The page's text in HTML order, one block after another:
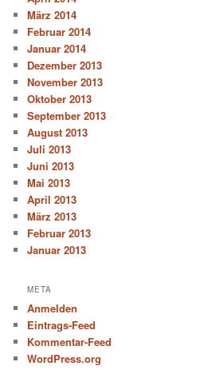
März 2014
Februar 2014
Januar 2014
Dezember 2013
November 2013
Oktober 2013
September 2013
August 2013
Juli 2013
Juni 2013
Mai 2013
April 2013
März 2013
Februar 2013
Januar 2013
META
Anmelden
Eintrags-Feed
Kommentar-Feed
WordPress.org